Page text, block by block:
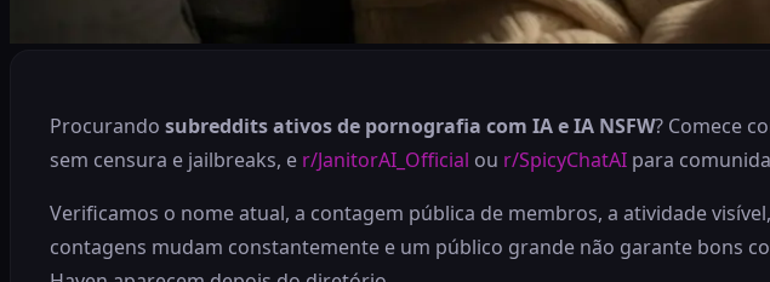
Procurando subreddits ativos de pornografia com IA e IA NSFW? Comece
sem censura e jailbreaks, e r/JanitorAI_Official ou r/SpicyChatAI para
Verificamos o nome atual, a contagem pública de membros, a atividade
contagens mudam constantemente e um público grande não garante bons